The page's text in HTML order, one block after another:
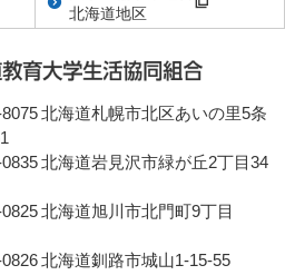
北海道地区
北海道札幌市北区あいの里5条
北海道岩見沢市緑が丘2丁目34
北海道旭川市北門町9丁目
北海道釧路市城山1-15-55